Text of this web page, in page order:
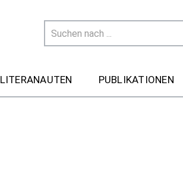
LITERANAUTEN PUBLIKATIONEN